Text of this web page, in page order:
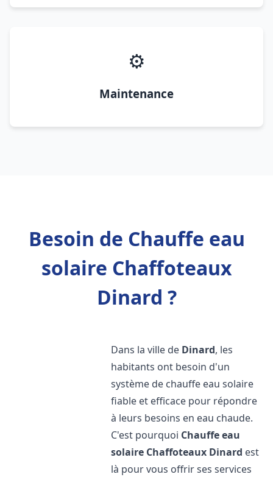
⚙️
Maintenance
Besoin de Chauffe eau
solaire Chaffoteaux
Dinard ?
Dans la ville de Dinard, les
habitants ont besoin d'un
système de chauffe eau solaire
fiable et efficace pour répondre
à leurs besoins en eau chaude.
C'est pourquoi Chauffe eau
solaire Chaffoteaux Dinard est
là pour vous offrir ses services